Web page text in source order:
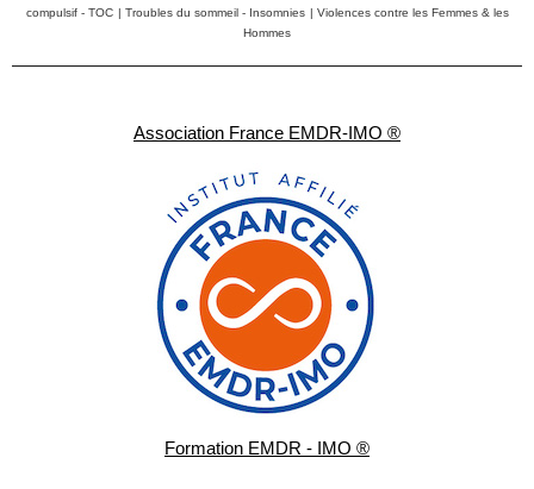
Association France EMDR-IMO ®
Formation EMDR - IMO ®
compulsif - TOC | Troubles du sommeil - Insomnies | Violences contre les Femmes & les
Hommes